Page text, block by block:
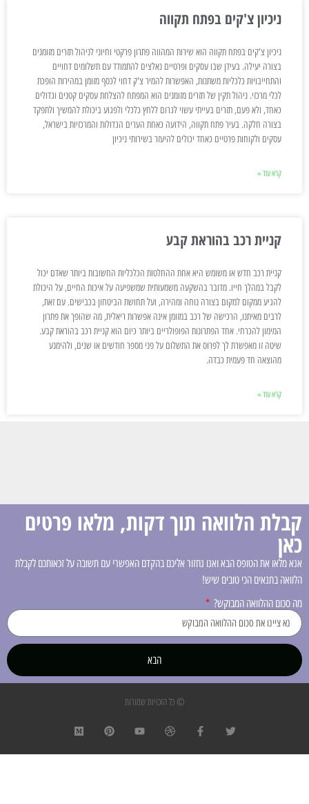
ניכיון צ'קים בפתח תקווה
ניכיון צ'קים בפתח תקווה הוא שירות המהווה פתרון פרקטי וחיוני לניהול תזרים מזומנים
בצורה יעילה. בעידן שבו עסקים ופרטיים נאלצים להתמודד עם תשלומים דחויים
והתחייבויות כלכליות משתנות, האפשרות להמיר צ'ק דחוי לכסף מזומן במהירות הופכת
לכלי מרכזי. ניהול תקין של תזרים מזומנים הוא המפתח להצלחת עסקים קטנים וגדולים
כאחד, ולא פעם, תזרים בעייתי עשוי לגרום ללחץ כלכלי ולפגוע ביכולת להמשיך ולתפקד
בצורה חלקה. בעיר פתח תקווה, הידועה כאחת הערים הגדולות והמרכזיות בישראל,
עסקים ולקוחות פרטיים כאחד יכולים להיעזר בשירותי ניכיון
קרא עוד »
קניית רכב בהוראת קבע
קניית רכב חדש או משומש היא אחת ההחלטות הכלכליות החשובות ביותר שאדם יכול
לקבל במהלך חייו. מדובר בהשקעה משמעותית שמשפיעה על איכות החיים, על היכולת
להגיע ממקום למקום בצורה נוחה ומהירה, ועל תחושת הביטחון בכבישים. עם זאת,
לרבים מאיתנו, הרכישה של רכב במזומן אינה אפשרות ריאלית, מה שהופך את פתרון
המימון להכרחי. אחד הפתרונות הפופולריים ביותר כיום הוא קניית רכב בהוראת קבע.
שיטה זו מאפשרת לך לפרוס את התשלום על פני מספר חודשים או שנים, ולהימנע
מהוצאה חד פעמית כבדה.
קרא עוד »
קבלת הלוואה תוך דקות, מלאו פרטים
כאן
אנא מלאו את הטופס הבא ואנו נחזור אליכם בהקדם האפשרי עם תשובה על זכאותכם לקבלת
הלוואה בתנאים הכי טובים שיש!
מה סכום ההלוואה המבוקש?
הבא
© כל הזכויות שמורות